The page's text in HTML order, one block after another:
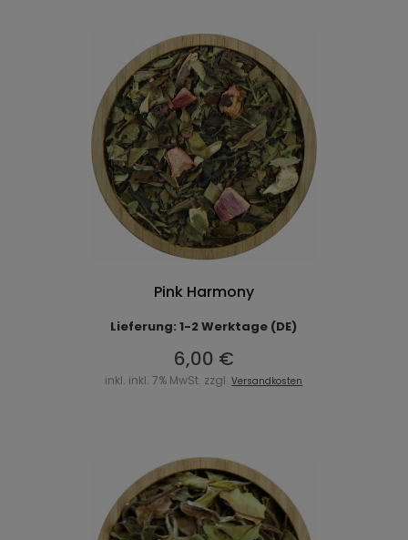
Pink Harmony
Lieferung: 1-2 Werktage (DE)
6,00 €
inkl. inkl. 7% MwSt. zzgl.Versandkosten